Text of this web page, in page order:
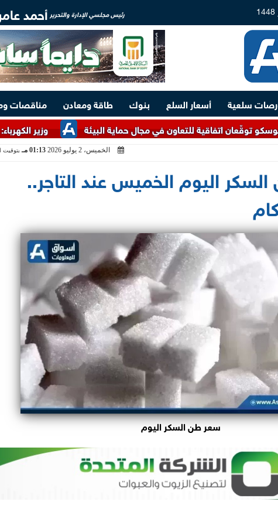
رئيس مجلسي الإدارة والتحرير أحمد عامر
سلعية أسعار السلع بنوك طاقة ومعادن مناقصات
وزير الكهرباء: مصر غنية للتعاون في مجال حماية البيئة
الخميس، 2 يوليو 2026 01:13 مـ بتوقيت
اليوم الخميس عند التاجر..
سعر طن السكر اليوم